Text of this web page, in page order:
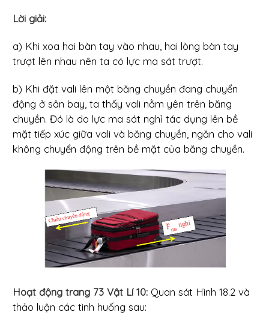
Lời giải:
a) Khi xoa hai bàn tay vào nhau, hai lòng bàn tay
trượt lên nhau nên ta có lực ma sát trượt.
b) Khi đặt vali lên một băng chuyền đang chuyển
động ở sân bay, ta thấy vali nằm yên trên băng
chuyền. Đó là do lực ma sát nghỉ tác dụng lên bề
mặt tiếp xúc giữa vali và băng chuyền, ngăn cho vali
không chuyển động trên bề mặt của băng chuyền.
Hoạt động trang 73 Vật Lí 10: Quan sát Hình 18.2 và
thảo luận các tình huống sau: